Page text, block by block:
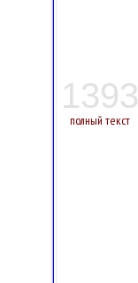
1393
полный текст